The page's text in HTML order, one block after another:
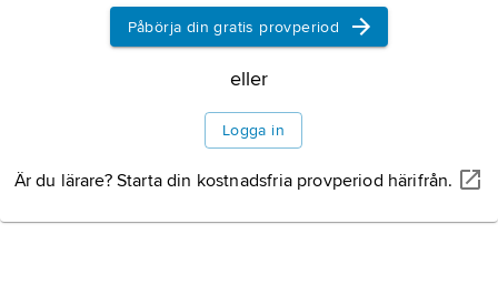
Påbörja din gratis provperiod
eller
Logga in
Är du lärare? Starta din kostnadsfria provperiod härifrån.